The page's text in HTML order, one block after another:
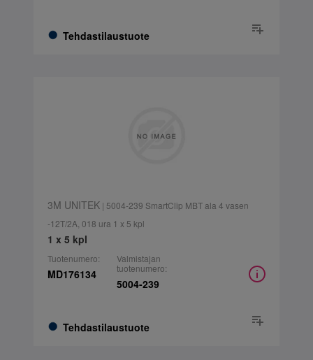
Tehdastilaustuote
3M UNITEK| 5004-239 SmartClip MBT ala 4 vasen
-12T/2A, 018 ura 1 x 5 kpl
1 x 5 kpl
Tuotenumero:
MD176134
Tehdastilaustuote
Valmistajan
tuotenumero:
5004-239